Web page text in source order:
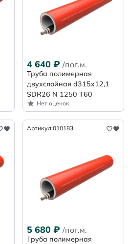
4 640 ₽ /пог.м.
Труба полимерная
двухслойная d315x12,1
SDR26 N 1250 Т60
Нет оценок
Артикул:010183
5 680 ₽ /пог.м.
Труба полимерная